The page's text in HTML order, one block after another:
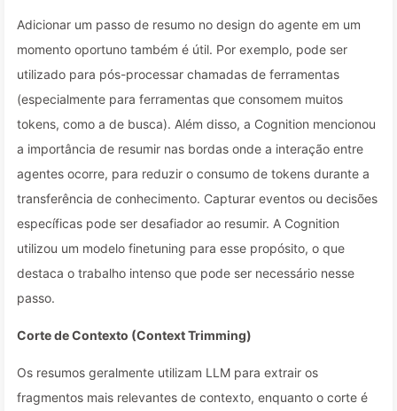
Adicionar um passo de resumo no design do agente em um
momento oportuno também é útil. Por exemplo, pode ser
utilizado para pós-processar chamadas de ferramentas
(especialmente para ferramentas que consomem muitos
tokens, como a de busca). Além disso, a Cognition mencionou
a importância de resumir nas bordas onde a interação entre
agentes ocorre, para reduzir o consumo de tokens durante a
transferência de conhecimento. Capturar eventos ou decisões
específicas pode ser desafiador ao resumir. A Cognition
utilizou um modelo finetuning para esse propósito, o que
destaca o trabalho intenso que pode ser necessário nesse
passo.
Corte de Contexto (Context Trimming)
Os resumos geralmente utilizam LLM para extrair os
fragmentos mais relevantes de contexto, enquanto o corte é